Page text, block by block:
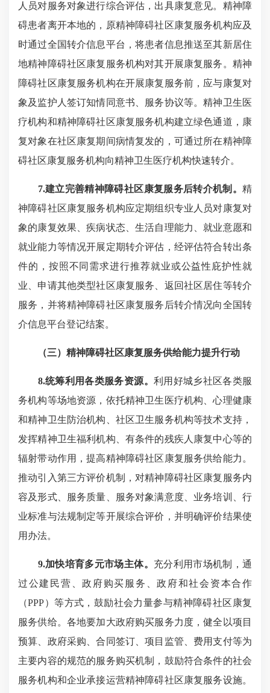
人员对服务对象进行综合评估，出具康复意见。精神障
碍患者离开本地的，原精神障碍社区康复服务机构应及
时通过全国转介信息平台，将患者信息推送至其新居住
地精神障碍社区康复服务机构对其开展康复服务。精神
障碍社区康复服务机构在开展康复服务前，应与康复对
象及监护人签订知情同意书、服务协议等。精神卫生医
疗机构和精神障碍社区康复服务机构建立绿色通道，康
复对象在社区康复期间病情复发的，可通过所在精神障
碍社区康复服务机构向精神卫生医疗机构快速转介。
7.建立完善精神障碍社区康复服务后转介机制。精
神障碍社区康复服务机构应定期组织专业人员对康复对
象的康复效果、疾病状态、生活自理能力、就业意愿和
就业能力等情况开展定期转介评估，经评估符合转出条
件的，按照不同需求进行推荐就业或公益性庇护性就
业、申请其他类型社区康复服务、返回社区居住等转介
服务，并将精神障碍社区康复服务后转介情况向全国转
介信息平台登记结案。
（三）精神障碍社区康复服务供给能力提升行动
8.统筹利用各类服务资源。 利用好城乡社区各类服
务机构等场地资源，依托精神卫生医疗机构、心理健康
和精神卫生防治机构、社区卫生服务机构等技术支持，
发挥精神卫生福利机构、有条件的残疾人康复中心等的
辐射带动作用，提高精神障碍社区康复服务供给能力。
推动引入第三方评价机制，对精神障碍社区康复服务内
容及形式、服务质量、服务对象满意度、业务培训、行
业标准与法规制定等开展综合评价，并明确评价结果使
用办法。
9.加快培育多元市场主体。 充分利用市场机制，通
过公建民营、政府购买服务、政府和社会资本合作
（PPP）等方式，鼓励社会力量参与精神障碍社区康复
服务供给。各地要加大政府购买服务力度，健全以项目
预算、政府采购、合同签订、项目监管、费用支付等为
主要内容的规范的服务购买机制，鼓励符合条件的社会
服务机构和企业承接运营精神障碍社区康复服务设施。